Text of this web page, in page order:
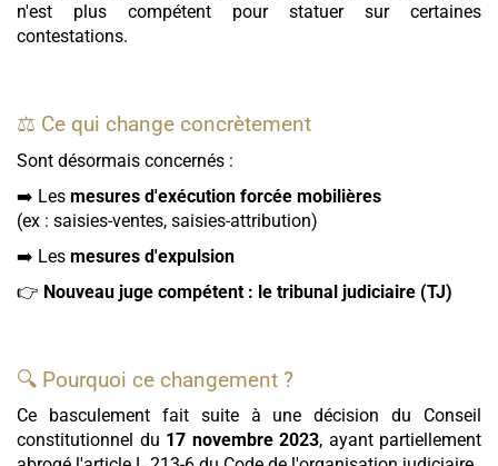
n'est plus compétent pour statuer sur certaines
contestations.
⚖️ Ce qui change concrètement
Sont désormais concernés :
➡️ Les mesures d'exécution forcée mobilières
(ex : saisies-ventes, saisies-attribution)
➡️ Les mesures d'expulsion
👉 Nouveau juge compétent : le tribunal judiciaire (TJ)
🔍 Pourquoi ce changement ?
Ce basculement fait suite à une décision du Conseil
constitutionnel du 17 novembre 2023, ayant partiellement